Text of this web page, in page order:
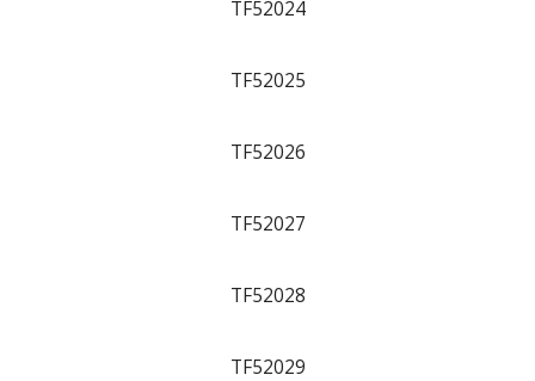
TF52024
TF52025
TF52026
TF52027
TF52028
TF52029